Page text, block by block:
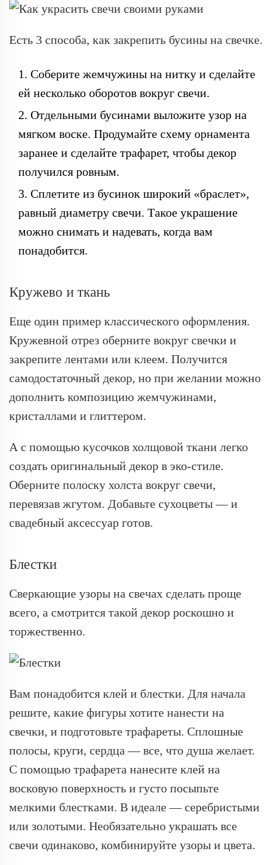
Есть 3 способа, как закрепить бусины на свечке.
Соберите жемчужины на нитку и сделайте
ей несколько оборотов вокруг свечи.
Отдельными бусинами выложите узор на
мягком воске. Продумайте схему орнамента
заранее и сделайте трафарет, чтобы декор
получился ровным.
Сплетите из бусинок широкий «браслет»,
равный диаметру свечи. Такое украшение
можно снимать и надевать, когда вам
понадобится.
Кружево и ткань
Еще один пример классического оформления.
Кружевной отрез оберните вокруг свечки и
закрепите лентами или клеем. Получится
самодостаточный декор, но при желании можно
дополнить композицию жемчужинами,
кристаллами и глиттером.
А с помощью кусочков холщовой ткани легко
создать оригинальный декор в эко-стиле.
Оберните полоску холста вокруг свечи,
перевязав жгутом. Добавьте сухоцветы — и
свадебный аксессуар готов.
Блестки
Сверкающие узоры на свечах сделать проще
всего, а смотрится такой декор роскошно и
торжественно.
Вам понадобится клей и блестки. Для начала
решите, какие фигуры хотите нанести на
свечки, и подготовьте трафареты. Сплошные
полосы, круги, сердца — все, что душа желает.
С помощью трафарета нанесите клей на
восковую поверхность и густо посыпьте
мелкими блестками. В идеале — серебристыми
или золотыми. Необязательно украшать все
свечи одинаково, комбинируйте узоры и цвета.